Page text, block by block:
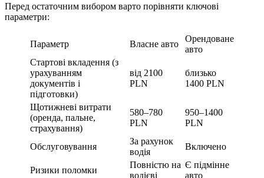
Перед остаточним вибором варто порівняти ключові
параметри:
Параметр Власне авто
Орендоване
авто
Стартові вкладення (з
урахуванням
документів і
підготовки)
від 2100
PLN
близько
1400 PLN
Щотижневі витрати
(оренда, пальне,
страхування)
580–780
PLN
950–1400
PLN
Обслуговування
За рахунок
водія
Включено
Ризики поломки
Повністю на
водієві
Є підмінне
авто